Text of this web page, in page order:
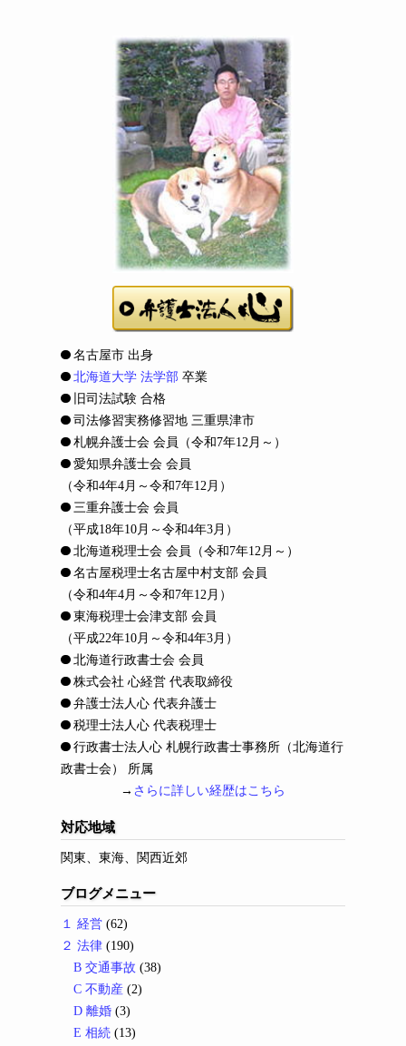
名古屋市 出身
北海道大学 法学部 卒業
旧司法試験 合格
司法修習実務修習地 三重県津市
札幌弁護士会 会員
（令和7年12月～）
愛知県弁護士会 会員
（令和4年4月～令和7年12月）
三重弁護士会 会員
（平成18年10月～令和4年3月）
北海道税理士会 会員
（令和7年12月～）
名古屋税理士名古屋中村支部 会員
（令和4年4月～令和7年12月）
東海税理士会津支部 会員
（平成22年10月～令和4年3月）
北海道行政書士会 会員
株式会社 心経営 代表取締役
弁護士法人心 代表弁護士
税理士法人心 代表税理士
行政書士法人心 札幌行政書士事務所（北海道行
政書士会） 所属
→ さらに詳しい経歴はこちら
対応地域
関東、東海、関西近郊
ブログメニュー
１ 経営 (62)
２ 法律 (190)
B 交通事故 (38)
C 不動産 (2)
D 離婚 (3)
E 相続 (13)